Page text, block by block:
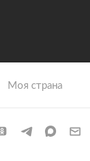
Моя страна